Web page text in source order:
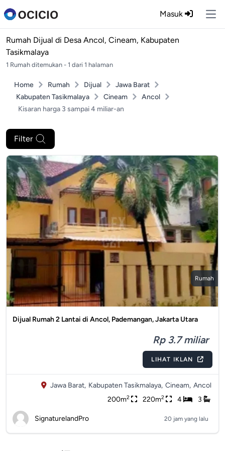
Masuk
Rumah Dijual di Desa Ancol, Cineam, Kabupaten
Tasikmalaya
1 Rumah ditemukan - 1 dari 1 halaman
Home Rumah Dijual
Jawa Barat
Kabupaten Tasikmalaya
Cineam
Ancol
Kisaran harga 3 sampai 4 miliar-an
Filter
Rumah
Dijual Rumah 2 Lantai di Ancol, Pademangan, Jakarta Utara
Rp 3.7 miliar
LIHAT IKLAN
Jawa Barat, Kabupaten Tasikmalaya, Cineam, Ancol
200m2 220m2 4 3
SignaturelandPro 20 jam yang lalu